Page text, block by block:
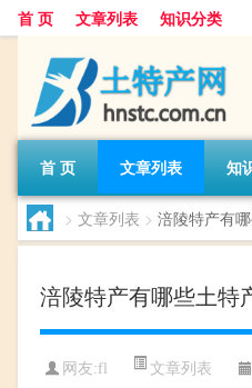
首 页 文章列表 知识分类
首 页 文章列表 知
> 文章列表 > 涪陵特产有
涪陵特产有哪些土特
网友:fl 文章列表